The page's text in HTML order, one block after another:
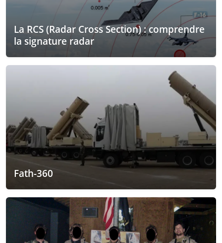
La RCS (Radar Cross Section) : comprendre
la signature radar
Fath-360